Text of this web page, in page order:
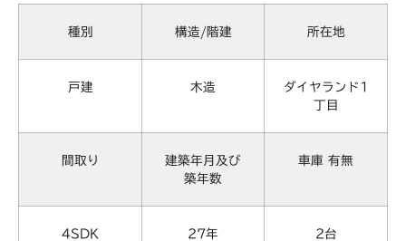
種別 構造/階建 所在地
戸建 木造
ダイヤランド1
丁目
間取り
建築年月及び
築年数
車庫 有無
4SDK 27年 2台